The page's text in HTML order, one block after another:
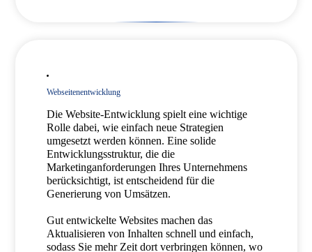
Webseitenentwicklung
Die Website-Entwicklung spielt eine wichtige
Rolle dabei, wie einfach neue Strategien
umgesetzt werden können. Eine solide
Entwicklungsstruktur, die die
Marketinganforderungen Ihres Unternehmens
berücksichtigt, ist entscheidend für die
Generierung von Umsätzen.
Gut entwickelte Websites machen das
Aktualisieren von Inhalten schnell und einfach,
sodass Sie mehr Zeit dort verbringen können, wo